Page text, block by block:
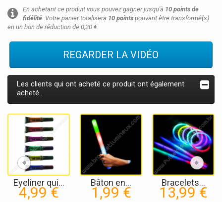
En achetant ce produit vous pouvez gagner jusqu'à 10 points de
fidélité. Votre panier totalisera 10 points pouvant être transformé(s)
en un bon de réduction de 0,20 €.
REGARDER LA VIDÉO
Les clients qui ont acheté ce produit ont également
acheté...
Eyeliner qui...
4,99 €
Bâton en...
1,99 €
Bracelets...
13,99 €